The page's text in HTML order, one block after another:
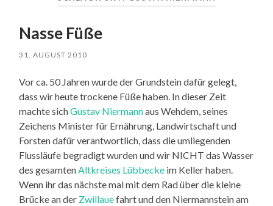
Nasse Füße
31. AUGUST 2010
Vor ca. 50 Jahren wurde der Grundstein dafür gelegt,
dass wir heute trockene Füße haben. In dieser Zeit
machte sichGustav Niermannaus Wehdem, seines
Zeichens Minister für Ernährung, Landwirtschaft und
Forsten dafür verantwortlich, dass die umliegenden
Flussläufe begradigt wurden und wir NICHT das Wasser
des gesamtenAltkreises Lübbecke im Keller haben.
Wenn ihr das nächste mal mit dem Rad über die kleine
Brücke an der Zwillauefahrt und den Niermannstein am